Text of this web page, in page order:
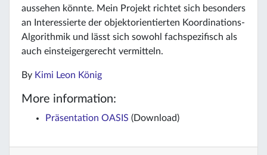
aussehen könnte. Mein Projekt richtet sich besonders
an Interessierte der objektorientierten Koordinations-
Algorithmik und lässt sich sowohl fachspezifisch als
auch einsteigergerecht vermitteln.
By Kimi Leon König
More information:
Präsentation OASIS (Download)